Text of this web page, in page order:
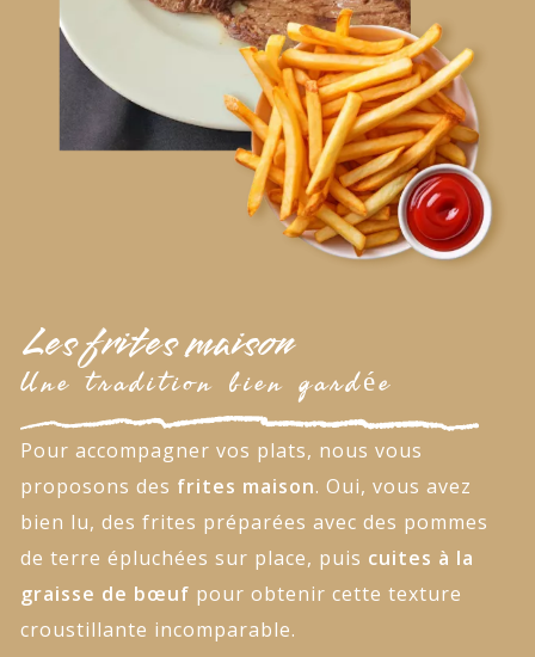
Les frites maison
Une tradition bien gardée
Pour accompagner vos plats, nous vous
proposons des frites maison. Oui, vous avez
bien lu, des frites préparées avec des pommes
de terre épluchées sur place, puis cuites à la
graisse de bœuf pour obtenir cette texture
croustillante incomparable.